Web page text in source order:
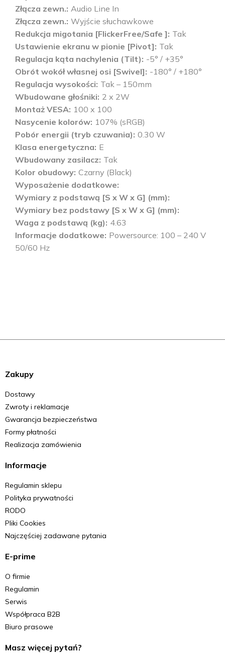
Złącza zewn. Audio Line In
Złącza zewn. Wyjście słuchawkowe
Redukcja migotania [FlickerFree/Safe ] Tak
Ustawienie ekranu w pionie [Pivot] Tak
Regulacja kąta nachylenia (Tilt) -5° / +35°
Obrót wokół własnej osi [Swivel] -180° / +180°
Regulacja wysokości Tak – 150mm
Wbudowane głośniki 2 x 2W
Montaż VESA 100 x 100
Nasycenie kolorów 107% (sRGB)
Pobór energii (tryb czuwania) 0.30 W
Klasa energetyczna E
Wbudowany zasilacz Tak
Kolor obudowy Czarny (Black)
Wyposażenie dodatkowe
Wymiary z podstawą [S x W x G] (mm)
Wymiary bez podstawy [S x W x G] (mm)
Waga z podstawą (kg) 4.63
Informacje dodatkowe Powersource: 100 – 240 V
50/60 Hz
Zakupy
Dostawy
Zwroty i reklamacje
Gwarancja bezpieczeństwa
Formy płatności
Realizacja zamówienia
Informacje
Regulamin sklepu
Polityka prywatności
RODO
Pliki Cookies
Najczęściej zadawane pytania
E-prime
O firmie
Regulamin
Serwis
Współpraca B2B
Biuro prasowe
Masz więcej pytań?